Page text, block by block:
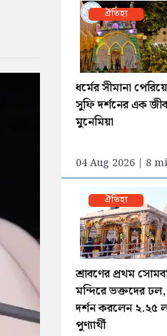
ঐতিহ্য
ধর্মের সীমানা
সুফি দর্শনের এক
মুনেমিয়া
04 Aug 2026 | 8
ঐতিহ্য
শ্রাবণের প্রথম
মন্দিরে ভক্তদের
দর্শন করলেন ২.২৫
পুণ্যার্থী